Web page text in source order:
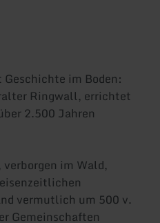
im Boden:
Ringwall, errichtet
2.500 Jahren
verborgen im Wald,
vermutlich um 500 v.
Gemeinschaften